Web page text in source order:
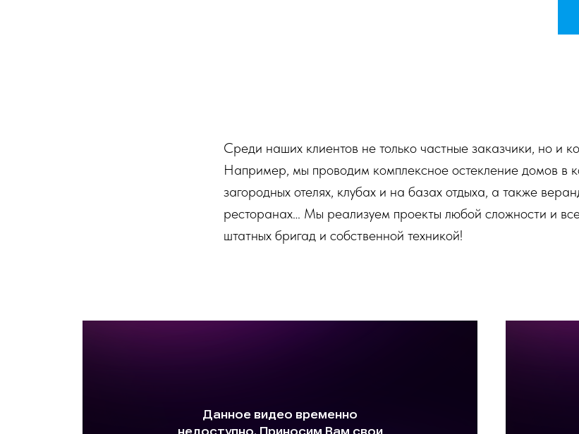
Среди наших клиентов не только частные заказчики, но и
Например, мы проводим комплексное остекление домов в
загородных отелях, клубах и на базах отдыха, а также
ресторанах… Мы реализуем проекты любой сложности и
штатных бригад и собственной техникой!